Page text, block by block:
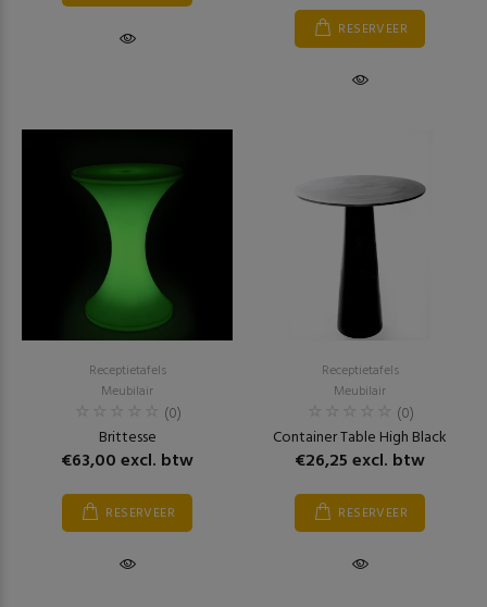
RESERVEER
Receptietafels
Meubilair
(0)
Brittesse
€63,00 excl. btw
RESERVEER
Receptietafels
Meubilair
(0)
Container Table High Black
€26,25 excl. btw
RESERVEER